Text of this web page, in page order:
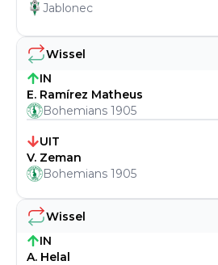
Wissel
IN
A. Helal
Wissel
IN
E. Ramírez Matheus
Bohemians 1905
UIT
V. Zeman
Bohemians 1905
Jablonec